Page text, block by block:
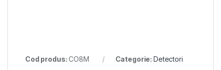
Cod produs:CO8M Categorie: Detectori